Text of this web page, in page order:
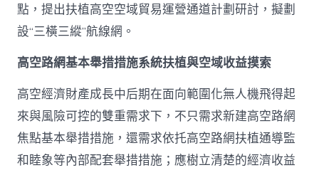
點，提出扶植高空空域貿易運營通道計劃研討，擬劃
設“三橫三縱”航線網。
高空路網基本舉措措施系統扶植與空域收益摸索
高空經濟財產成長中后期在面向範圍化無人機飛得起
來與風險可控的雙重需求下，不只需求新建高空路網
焦點基本舉措措施，還需求依托高空路網扶植通導監
和睦象等內部配套舉措措施；應樹立清楚的經濟收益